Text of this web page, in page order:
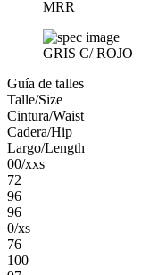
MRR
GRIS C/ ROJO
Guía de talles
Talle/Size
Cintura/Waist
Cadera/Hip
Largo/Length
00/xxs
72
96
96
0/xs
76
100